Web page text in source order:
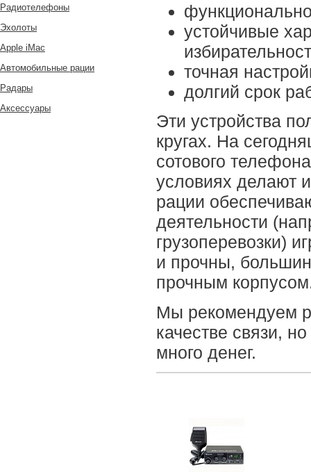
Радиотелефоны
Эхолоты
Apple iMac
Автомобильные рации
Радары
Аксессуары
устойчивые
точная
долгий срок
Эти устройства
кругах. На
сотового
условиях делают
рации
деятельности
грузоперевозки)
и прочны,
прочным
Мы рекомендуем
качестве связи,
много денег.